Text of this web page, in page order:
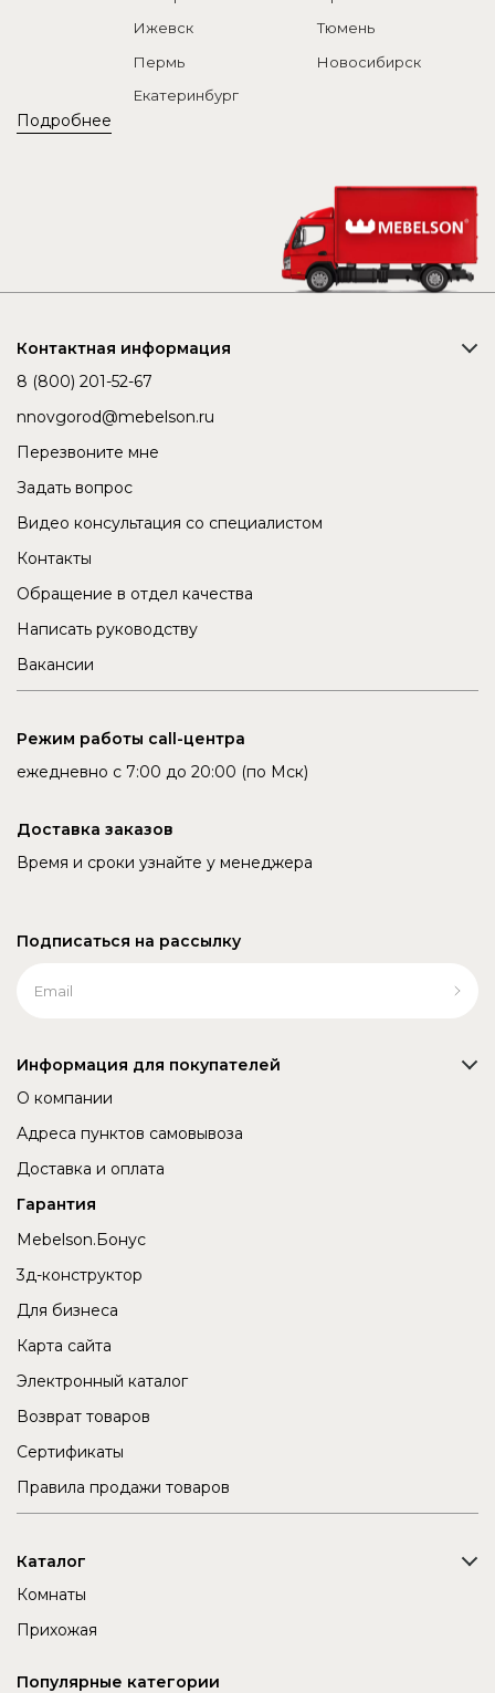
Подробнее
Ижевск
Тюмень
Пермь
Новосибирск
Екатеринбург
Контактная информация
8 (800) 201-52-67
nnovgorod@mebelson.ru
Перезвоните мне
Задать вопрос
Видео консультация со специалистом
Контакты
Обращение в отдел качества
Написать руководству
Вакансии
Режим работы call-центра
ежедневно с 7:00 до 20:00 (по Мск)
Доставка заказов
Время и сроки узнайте у менеджера
Подписаться на рассылку
Информация для покупателей
О компании
Адреса пунктов самовывоза
Доставка и оплата
Гарантия
Mebelson.Бонус
3д-конструктор
Для бизнеса
Карта сайта
Электронный каталог
Возврат товаров
Сертификаты
Правила продажи товаров
Каталог
Комнаты
Прихожая
Популярные категории